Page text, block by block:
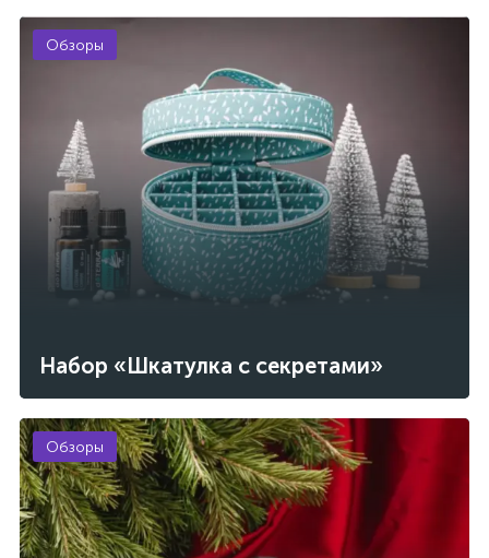
Набор «Шкатулка с секретами»
Обзоры
Обзоры